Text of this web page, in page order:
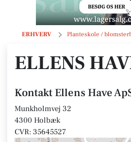
ERHVERV Planteskole /
Ellens Have ApS
ELLENS
Kontakt Ellens Have
Munkholmvej 32
4300 Holbæk
CVR: 35645527